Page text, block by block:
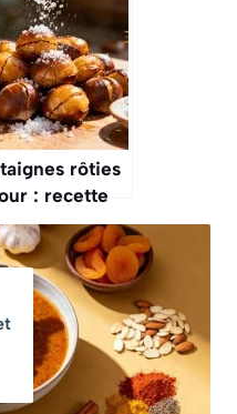
mariné
et au lait
rôties
: recette
et